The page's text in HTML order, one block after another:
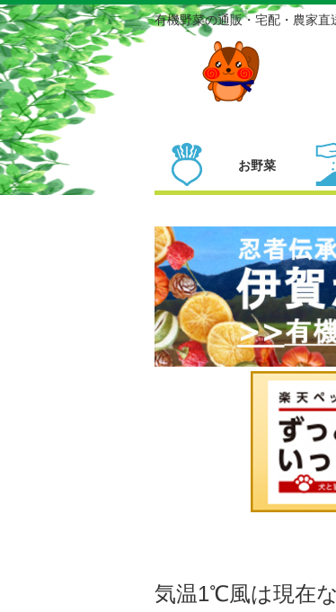
有機野菜の通販・宅配・農家直
お野菜
気温1℃風は現在